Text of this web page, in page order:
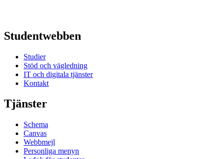
Studentwebben
Studier
Stöd och vägledning
IT och digitala tjänster
Kontakt
Tjänster
Schema
Canvas
Webbmejl
Personliga menyn